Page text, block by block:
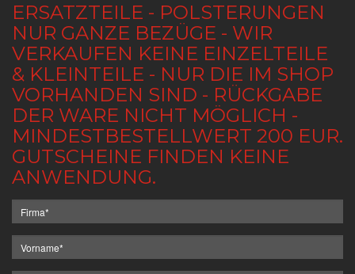
ERSATZTEILE - POLSTERUNGEN
NUR GANZE BEZÜGE - WIR
VERKAUFEN KEINE EINZELTEILE
& KLEINTEILE - NUR DIE IM SHOP
VORHANDEN SIND - RÜCKGABE
DER WARE NICHT MÖGLICH -
MINDESTBESTELLWERT 200 EUR.
GUTSCHEINE FINDEN KEINE
ANWENDUNG.